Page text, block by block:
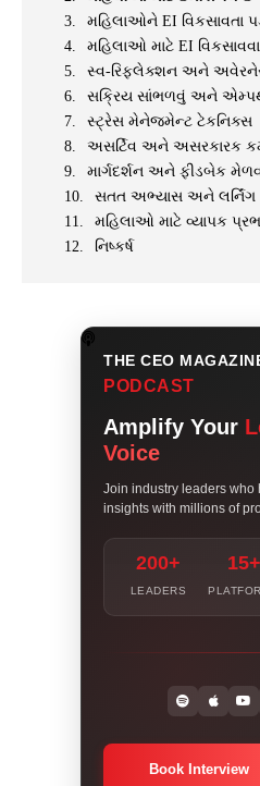
મહિલાઓને EI વિકસાવતા
મહિલાઓ માટે EI
સ્વ-રિફ્લેક્શન અને
સક્રિય સાંભળવું અને
સ્ટ્રેસ મેનેજમેન્ટ ટેકનિક્સ
અસર્ટિવ અને અસરકારક
માર્ગદર્શન અને ફીડબેક
સતત અભ્યાસ અને લર્નિંગ
મહિલાઓ માટે વ્યાપક
નિષ્કર્ષ
THE CEO
PODCAST
Amplify Your
Voice
Join industry leaders who
insights with millions of
200+
LEADERS
15+
Book Interview